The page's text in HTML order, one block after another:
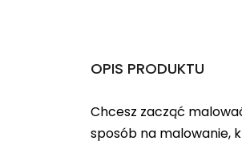
OPIS PRODUKTU
Chcesz zacząć
sposób na malowanie,